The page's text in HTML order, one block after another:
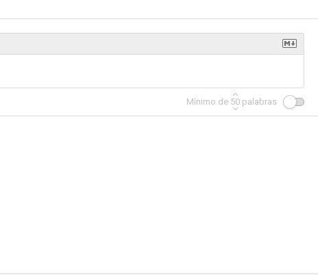
Mínimo de 50 palabras